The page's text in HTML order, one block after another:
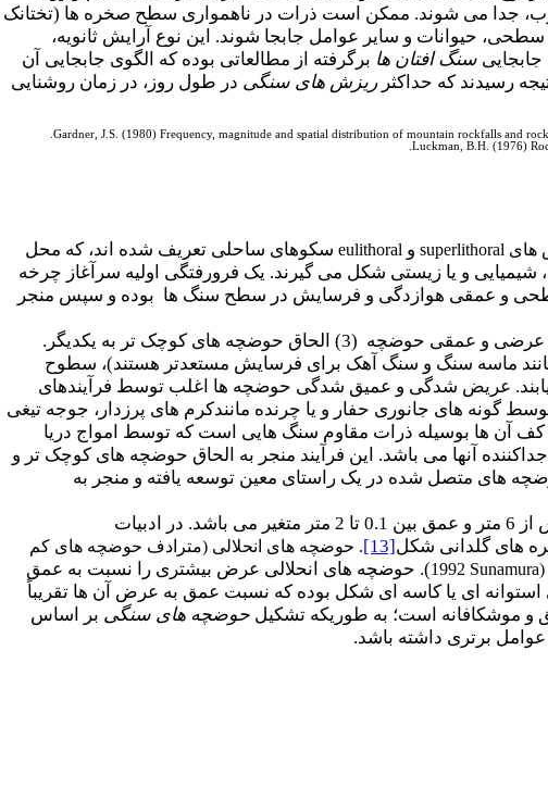
ذوب، جدا می شوند. ممکن است ذرات در ناهمواری سطح صخره ها (تختانک
حیوانات و سایر عوامل جابجا شوند. این نوع آرایش ثانویه،
جابجایی سنگ افتان ها برگرفته از مطالعاتی بوده که الگوی جابجایی آن
رسیدند که حداکثرریزش های سنگی در طول روز، در زمان روشنایی
Gardner, J.S. (1980) Frequency, magnitude and spatial distribution of mountain rockfalls and
Luckman, B.H. (1976)
های superlithoral و eulithoral سکوهای ساحلی تعریف شده اند، که محل
و یا زیستی شکل می گیرند. یک فرورفتگی اولیه سرآغاز چرخه
و عمقی هوازدگی و فرسایش در سطح سنگ ها بوده و سپس منجر
در سه مرحله صورت می گیرد. (1) تشکیل حوضچه اولیه (2) گسترش عرضی و عمقی حوضچه (3) الحاق حوضچه های کوچک تر به یکدیگر.
ماسه سنگ و سنگ آهک برای فرسایش مستعدتر هستند)، سطوح
عریض شدگی و عمیق شدگی حوضچه ها اغلب توسط فرآیندهای
گونه های جانوری حفار و یا چرنده مانندکرم های پرزدار، جوجه تیغی
آن ها بوسیله ذرات مقاوم سنگ هایی است که توسط امواج دریا
آنها می باشد. این فرآیند منجر به الحاق حوضچه های کوچک تر و
های متصل شده در یک راستای معین توسعه یافته و منجر به
ابعاد حوضچه ها از اندازه کوچک در قطر چند سانتی متر تا حوضچه های بی شکل بزرگ با قطر بیش از 6 متر و عمق بین 0.1 تا 2 متر متغیر می باشد. در ادبیات
های گلدانی شکل[13]. حوضچه های انحلالی (مترادف حوضچه های کم
(
Sunamura
1992). حوضچه های انحلالی عرض بیشتری را نسبت به عمق
ای یا کاسه ای شکل بوده که نسبت عمق به عرض آن ها تقریباً
موشکافانه است؛ به طوریکه تشکیل حوضچه های سنگی بر اساس
برتری داشته باشد.